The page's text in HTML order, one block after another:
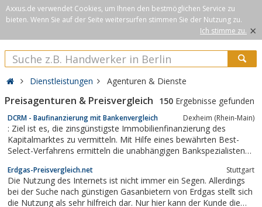
Axxus.de verwendet Cookies, um Ihnen den bestmöglichen Service zu
bieten. Wenn Sie auf der Seite weitersurfen stimmen Sie der Nutzung zu.
Ich stimme zu. ×
Dienstleistungen Agenturen & Dienste
Preisagenturen & Preisvergleich 150 Ergebnisse gefunden
DCRM - Baufinanzierung mit Bankenvergleich Dexheim (Rhein-Main)
: Ziel ist es, die zinsgünstigste Immobilienfinanzierung des
Kapitalmarktes zu vermitteln. Mit Hilfe eines bewährten Best-
Select-Verfahrens ermitteln die unabhängigen Bankspezialisten
persönliche Bestkondition. So können über die Gesamtlaufzeit
des Darlehens in aller...
Erdgas-Preisvergleich.net Stuttgart
Die Nutzung des Internets ist nicht immer ein Segen. Allerdings
bei der Suche nach günstigen Gasanbietern von Erdgas stellt sich
die Nutzung als sehr hilfreich dar. Nur hier kann der Kunde die